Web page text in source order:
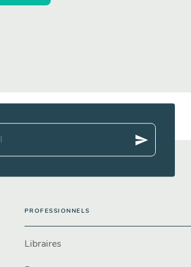
send
PROFESSIONNELS
Libraires